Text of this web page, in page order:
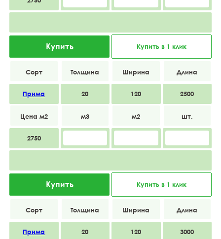
Купить Купить в 1 клик
Прима 20 120 2500
2750
Купить Купить в 1 клик
Прима 20 120 3000